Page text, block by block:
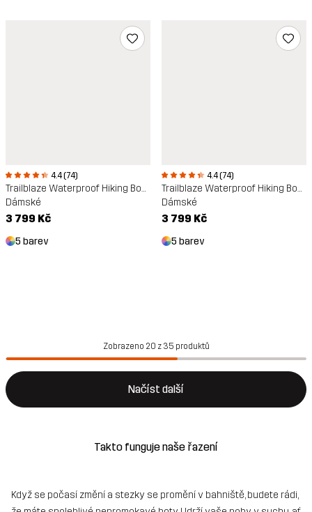
4.4 (74)
Trailblaze Waterproof Hiking Boots
Dámské
3 799 Kč
5 barev
4.4 (74)
Trailblaze Waterproof Hiking Boots
Dámské
3 799 Kč
5 barev
Zobrazeno 20 z 35 produktů
Načíst další
Takto funguje naše řazení
Když se počasí změní a stezky se promění v bahniště, budete rádi,